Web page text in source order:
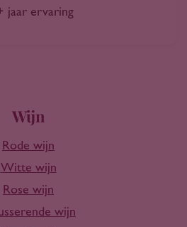
jaar ervaring
Wijn
Rode wijn
Witte wijn
Rose wijn
wijn